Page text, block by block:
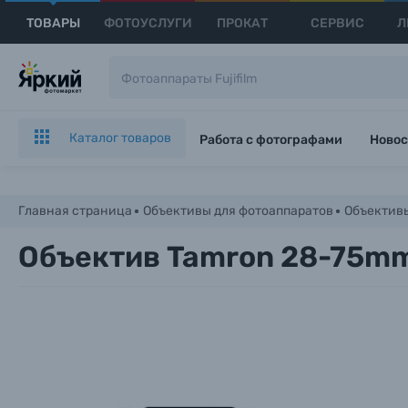
ТОВАРЫ ФОТОУСЛУГИ ПРОКАТ СЕРВИС
Каталог товаров Работа с фотографами
Главная страница Объективы для фотоаппаратов
Объектив Tamron 28-